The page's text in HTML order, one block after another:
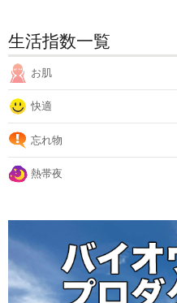
生活指数一覧
お肌
快適
忘れ物
熱帯夜